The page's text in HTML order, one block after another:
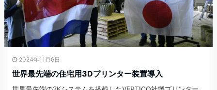
2024年11月6日
世界最先端の住宅用3Dプリンター装置導入